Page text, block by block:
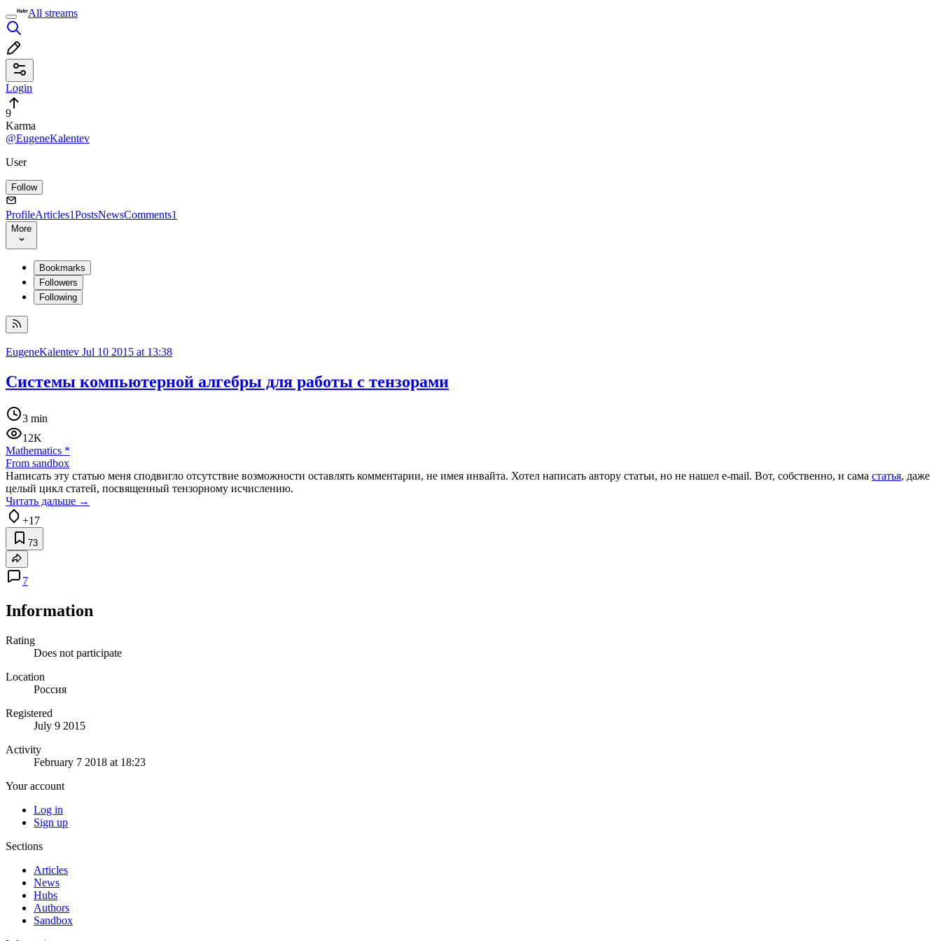
All streams
Login
9
Karma
@EugeneKalentev
User
Follow
ProfileArticles1PostsNewsComments1
More
Bookmarks
Followers
Following
EugeneKalentev Jul 10 2015 at 13:38
Системы компьютерной алгебры для работы с тензорами
3 min
12K
Mathematics *
From sandbox
Написать эту статью меня сподвигло отсутствие возможности оставлять комментарии, не имея инвайта. Хотел написать автору статьи, но не нашел e-mail. Вот, собственно, и сама статья, даже
целый цикл статей, посвященный тензорному исчислению.
Читать дальше →
+17
73
7
Information
Rating
Does not participate
Location
Россия
Registered
July 9 2015
Activity
February 7 2018 at 18:23
Your account
Log in
Sign up
Sections
Articles
News
Hubs
Authors
Sandbox